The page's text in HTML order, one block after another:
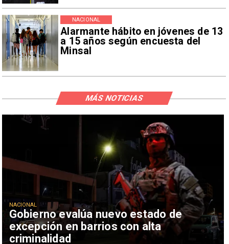
Alarmante hábito en jóvenes de 13
a 15 años según encuesta del
Minsal
NACIONAL
Gobierno evalúa nuevo estado de
excepción en barrios con alta
criminalidad
NACIONAL
MÁS NOTICIAS